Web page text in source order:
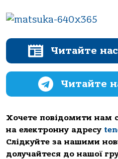
Читайте
Читайте
Хочете повідомити нам
на електронну адресу
Слідкуйте за нашими
долучайтеся до нашої